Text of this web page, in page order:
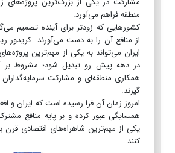
منطقه فراهم می‌آورد.
کشورهایی که زودتر برای آینده تصمیم
از منافع آن را به دست می‌آورند. کریدور
ایران می‌تواند به یکی از مهم‌ترین
در دهه پیش رو تبدیل شود؛ مشروط بر
همکاری منطقه‌ای و مشارکت سرمایه‌گذاران
گیرند.
امروز زمان آن فرا رسیده است که ایران و
همسایگی عبور کرده و بر پایه منافع
یکی از مهم‌ترین شاهراه‌های اقتصادی قرن
کنند.